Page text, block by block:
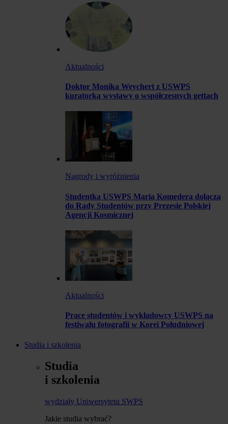
Aktualności
Doktor Monika Weychert z USWPS
kuratorką wystawy o współczesnych gettach
Nagrody i wyróżnienia
Studentka USWPS Maria Komędera dołącza
do Rady Studentów przy Prezesie Polskiej
Agencji Kosmicznej
Aktualności
Prace studentów i wykładowcy USWPS na
festiwalu fotografii w Korei Południowej
Studia i szkolenia
Studia
i szkolenia
wydziały Uniwersytetu SWPS
Jakie studia wybrać?